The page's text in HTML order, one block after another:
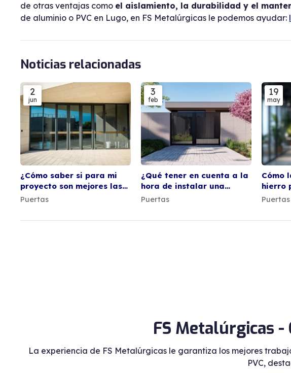
de otras ventajas como el aislamiento, la durabilidad y el
de aluminio o PVC en Lugo, en FS Metalúrgicas le podemos ayudar:
Noticias relacionadas
2
jun
¿Cómo saber si para mi
proyecto son mejores las
puertas de aluminio o de
Puertas
3
feb
¿Qué tener en cuenta a la
hora de instalar una
puerta de hierro en
Puertas
19
may
Cómo
hierro
Puertas
FS Metalúrgicas
La experiencia de FS Metalúrgicas le garantiza los mejores
PVC,